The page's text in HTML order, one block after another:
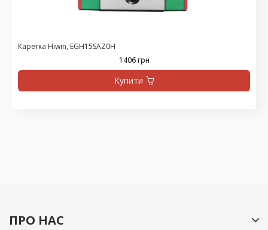
Каретка Hiwin, EGH15SAZ0H
1406 грн
Купити
ПРО НАС